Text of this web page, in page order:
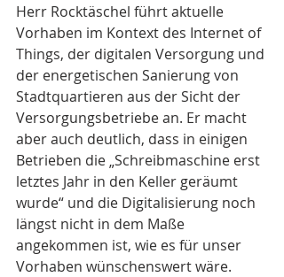
Herr Rocktäschel führt aktuelle
Vorhaben im Kontext des Internet of
Things, der digitalen Versorgung und
der energetischen Sanierung von
Stadtquartieren aus der Sicht der
Versorgungsbetriebe an. Er macht
aber auch deutlich, dass in einigen
Betrieben die „Schreibmaschine erst
letztes Jahr in den Keller geräumt
wurde“ und die Digitalisierung noch
längst nicht in dem Maße
angekommen ist, wie es für unser
Vorhaben wünschenswert wäre.